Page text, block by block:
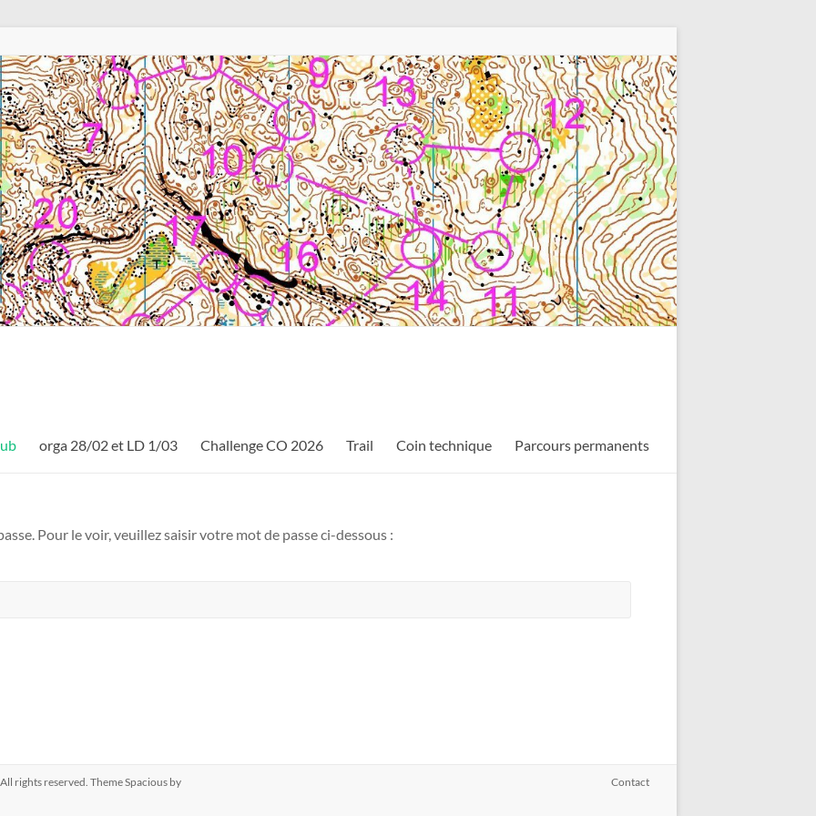
orga 28/02 et LD 1/03 Challenge CO 2026 Trail Coin technique Parcours permanents
Pour le voir, veuillez saisir votre mot de passe ci-dessous :
rights reserved. ThemeSpacious by
Contact